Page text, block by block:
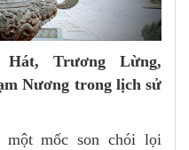
Hát, Trương Lừng,
Nương trong lịch sử
một mốc son chói lọi